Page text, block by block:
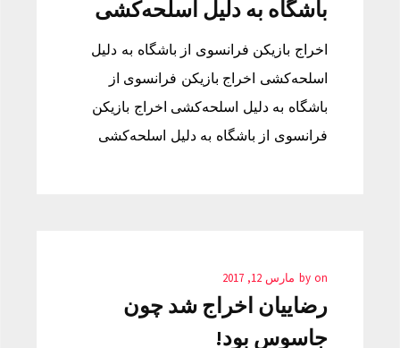
باشگاه به دلیل اسلحه‌کشی
اخراج بازیکن فرانسوی از باشگاه به دلیل
اسلحه‌کشی اخراج بازیکن فرانسوی از
باشگاه به دلیل اسلحه‌کشی اخراج بازیکن
فرانسوی از باشگاه به دلیل اسلحه‌کشی
by on مارس 12, 2017
رضاییان اخراج شد چون
جاسوس بود!